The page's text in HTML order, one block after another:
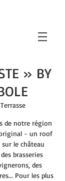
» BY
de notre région
- un roof
le château
brasseries
des
Pour les plus